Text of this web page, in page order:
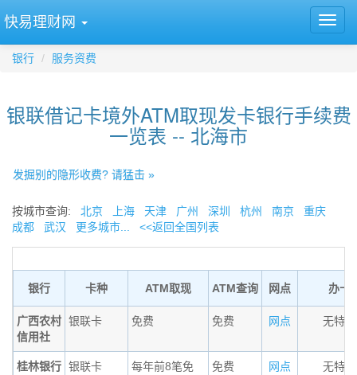
快易理财网
银行 服务资费
银联借记卡境外ATM取现发卡银行手续费
一览表 -- 北海市
发掘别的隐形收费? 请猛击 »
按城市查询: 北京 上海 天津 广州 深圳 杭州 南京
重庆
成都
武汉 更多城市... <<返回全国列表
银行 卡种 ATM取现 ATM查询 网点 办卡
广西农村
信用社
银联卡 免费 免费 网点 无特
桂林银行 银联卡
每年前8笔免
免费 网点 无特